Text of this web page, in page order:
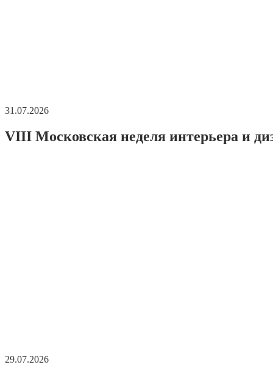
31.07.2026
VIII Московская неделя интерьера и
29.07.2026